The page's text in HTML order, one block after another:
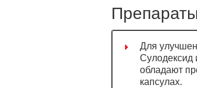
Для
Сулодексид
обладают
капсулах.